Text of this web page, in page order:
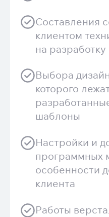
Составления
клиентом
на
Выбора
которого
шаблоны
Настройки и
программных
особенности
клиента
Работы